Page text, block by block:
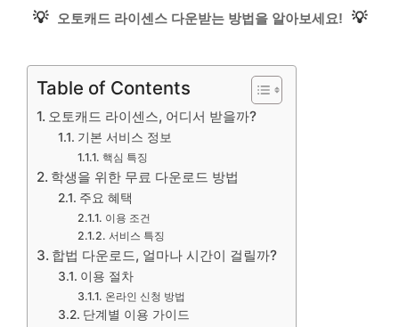
💡 오토캐드 라이센스 다운받는 방법을 알아보세요! 💡
Table of Contents
오토캐드 라이센스, 어디서 받을까?
기본 서비스 정보
핵심 특징
학생을 위한 무료 다운로드 방법
주요 혜택
이용 조건
서비스 특징
합법 다운로드, 얼마나 시간이 걸릴까?
이용 절차
온라인 신청 방법
단계별 이용 가이드